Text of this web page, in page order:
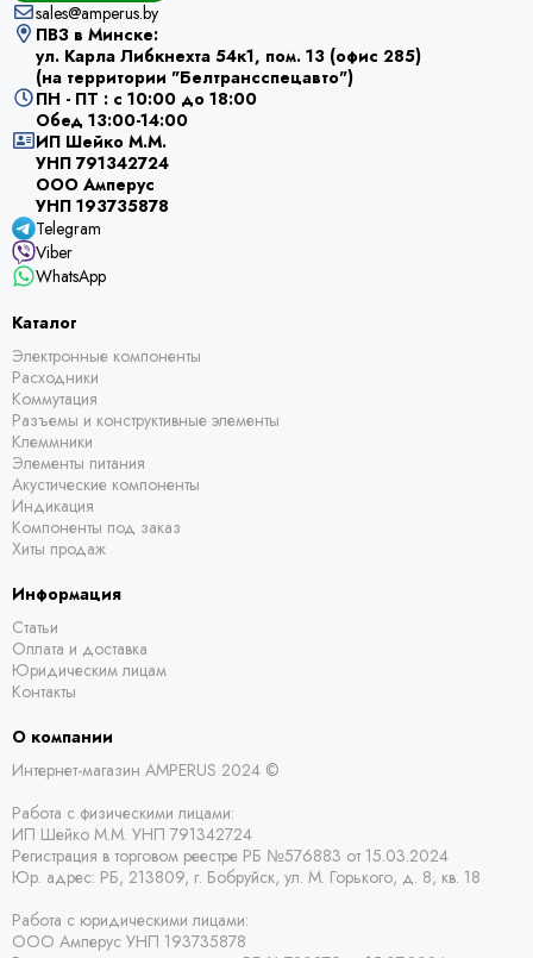
sales@amperus.by
ПВЗ в Минске:
ул. Карла Либкнехта 54к1, пом. 13 (офис 285)
(на территории "Белтрансспецавто")
ПН - ПТ : с 10:00 до 18:00
Обед 13:00-14:00
ИП Шейко М.М.
УНП 791342724
ООО Амперус
УНП 193735878
Telegram
Viber
WhatsApp
Каталог
Электронные компоненты
Расходники
Коммутация
Разъемы и конструктивные элементы
Клеммники
Элементы питания
Акустические компоненты
Индикация
Компоненты под заказ
Хиты продаж
Информация
Статьи
Оплата и доставка
Юридическим лицам
Контакты
О компании
Интернет-магазин AMPERUS 2024 ©
Работа с физическими лицами:
ИП Шейко М.М. УНП 791342724
Регистрация в торговом реестре РБ №576883 от 15.03.2024
Юр. адрес: РБ, 213809, г. Бобруйск, ул. М. Горького, д. 8, кв. 18
Работа с юридическими лицами:
ООО Амперус УНП 193735878